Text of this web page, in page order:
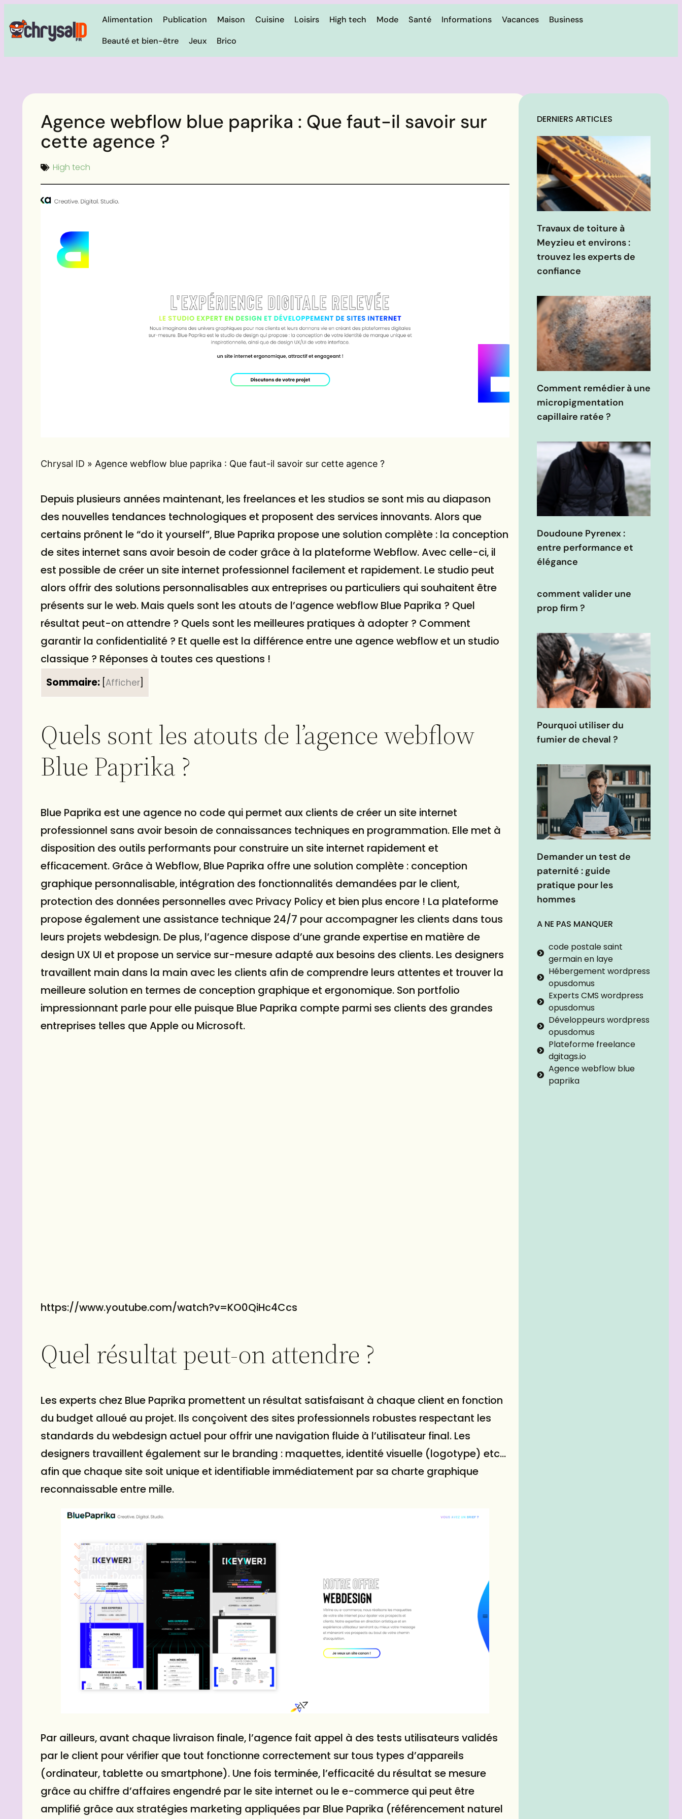
Alimentation Publication Maison Cuisine Loisirs High tech Mode Santé Informations Vacances
Business
Beauté et bien-être
Jeux Brico
Agence webflow blue paprika : Que faut-il savoir sur
cette agence ?
High tech
Chrysal ID » Agence webflow blue paprika : Que faut-il savoir sur cette agence ?
Depuis plusieurs années maintenant, les freelances et les studios se sont mis au diapason
des nouvelles tendances technologiques et proposent des services innovants. Alors que
certains prônent le “do it yourself”, Blue Paprika propose une solution complète : la conception
de sites internet sans avoir besoin de coder grâce à la plateforme Webflow. Avec celle-ci, il
est possible de créer un site internet professionnel facilement et rapidement. Le studio peut
alors offrir des solutions personnalisables aux entreprises ou particuliers qui souhaitent être
présents sur le web. Mais quels sont les atouts de l’agence webflow Blue Paprika ? Quel
résultat peut-on attendre ? Quels sont les meilleures pratiques à adopter ? Comment
garantir la confidentialité ? Et quelle est la différence entre une agence webflow et un studio
classique ? Réponses à toutes ces questions !
Sommaire: Afficher
Quels sont les atouts de l’agence webflow
Blue Paprika ?
Blue Paprika est une agence no code qui permet aux clients de créer un site internet
professionnel sans avoir besoin de connaissances techniques en programmation. Elle met à
disposition des outils performants pour construire un site internet rapidement et
efficacement. Grâce à Webflow, Blue Paprika offre une solution complète : conception
graphique personnalisable, intégration des fonctionnalités demandées par le client,
protection des données personnelles avec Privacy Policy et bien plus encore ! La plateforme
propose également une assistance technique 24/7 pour accompagner les clients dans tous
leurs projets webdesign. De plus, l’agence dispose d’une grande expertise en matière de
design UX UI et propose un service sur-mesure adapté aux besoins des clients. Les designers
travaillent main dans la main avec les clients afin de comprendre leurs attentes et trouver la
meilleure solution en termes de conception graphique et ergonomique. Son portfolio
impressionnant parle pour elle puisque Blue Paprika compte parmi ses clients des grandes
entreprises telles que Apple ou Microsoft.
https://www.youtube.com/watch?v=KO0QiHc4Ccs
Quel résultat peut-on attendre ?
Les experts chez Blue Paprika promettent un résultat satisfaisant à chaque client en fonction
du budget alloué au projet. Ils conçoivent des sites professionnels robustes respectant les
standards du webdesign actuel pour offrir une navigation fluide à l’utilisateur final. Les
designers travaillent également sur le branding : maquettes, identité visuelle (logotype) etc…
afin que chaque site soit unique et identifiable immédiatement par sa charte graphique
reconnaissable entre mille.
Par ailleurs, avant chaque livraison finale, l’agence fait appel à des tests utilisateurs validés
par le client pour vérifier que tout fonctionne correctement sur tous types d’appareils
(ordinateur, tablette ou smartphone). Une fois terminée, l’efficacité du résultat se mesure
grâce au chiffre d’affaires engendré par le site internet ou le e-commerce qui peut être
amplifié grâce aux stratégies marketing appliquées par Blue Paprika (référencement naturel
DERNIERS ARTICLES
Travaux de toiture à
Meyzieu et environs :
trouvez les experts de
confiance
Comment remédier à une
micropigmentation
capillaire ratée ?
Doudoune Pyrenex :
entre performance et
élégance
comment valider une
prop firm ?
Pourquoi utiliser du
fumier de cheval ?
Demander un test de
paternité : guide
pratique pour les
hommes
A NE PAS MANQUER
code postale saint
germain en laye
Hébergement wordpress
opusdomus
Experts CMS wordpress
opusdomus
Développeurs wordpress
opusdomus
Plateforme freelance
dgitags.io
Agence webflow blue
paprika